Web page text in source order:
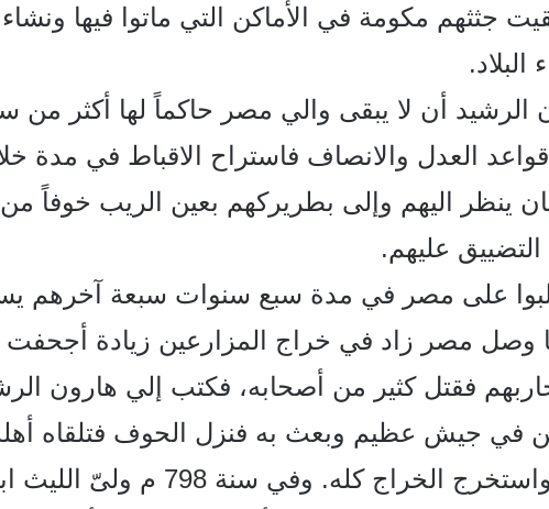
جثثهم مكومة في الأماكن التي ماتوا فيها
أن لا يبقى والي مصر حاكماً لها أكثر من
العدل والانصاف فاستراح الاقباط في مدة
ينظر اليهم وإلى بطريركهم بعين الريب خوفاً
عليهم.
تقلبوا على مصر في مدة سبع سنوات سبعة
وصل مصر زاد في خراج المزارعين زيادة
فقتل كثير من أصحابه، فكتب إلي هارون
في جيش عظيم وبعث به فنزل الحوف فتلقاه
وأذعنوا فقبل منهم واستخرج الخراج كله.